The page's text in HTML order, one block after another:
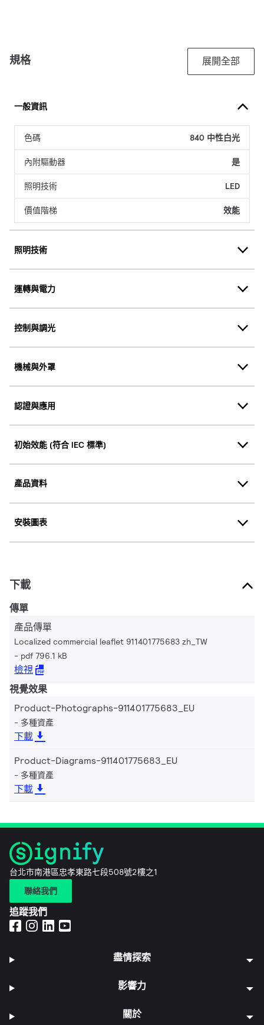
規格 展開全部
一般資訊
色碼 840 中性白光
內附驅動器 是
照明技術 LED
價值階梯 效能
照明技術
運轉與電力
控制與調光
機械與外罩
認證與應用
初始效能 (符合 IEC 標準)
產品資料
安裝圖表
下載
傳單
產品傳單
Localized commercial leaflet 911401775683 zh_TW
pdf 796.1 kB
檢視
視覺效果
Product-Photographs-911401775683_EU
多種資產
下載
Product-Diagrams-911401775683_EU
多種資產
下載
台北市南港區忠孝東路七段508號2樓之1
聯絡我們
追蹤我們
盡情探索
影響力
關於